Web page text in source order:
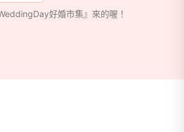
好婚市集』來的喔！